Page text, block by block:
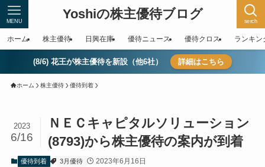
Yoshiの株主優待ブログ serch
MENU
ホーム 株主優待 日興在庫 優待ニュース 優待クロス ランキン
(8/6) 花王が株主優待を新設（他6社） 詳細はこちら
ホーム 株主優待 優待到着
ＮＥＣキャピタルソリューション
(8793)から株主優待の案内が到着
2023
6/16
優待到着 3月優待 2023年6月16日